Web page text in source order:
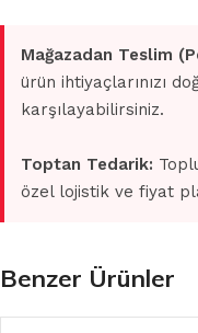
Mağazadan Teslim
ürün ihtiyaçlarınızı
karşılayabilirsiniz.
Toptan Tedarik:
özel lojistik ve fiyat
Benzer Ürünler